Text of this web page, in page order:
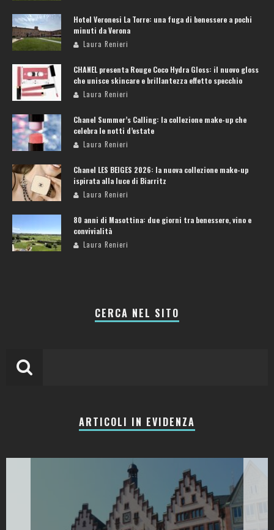
Hotel Veronesi La Torre: una fuga di benessere a pochi
minuti da Verona
Laura Renieri
CHANEL presenta Rouge Coco Hydra Gloss: il nuovo gloss
che unisce skincare e brillantezza effetto specchio
Laura Renieri
Chanel Summer’s Calling: la collezione make-up che
celebra le notti d’estate
Laura Renieri
Chanel LES BEIGES 2026: la nuova collezione make-up
ispirata alla luce di Biarritz
Laura Renieri
80 anni di Masottina: due giorni tra benessere, vino e
convivialità
Laura Renieri
CERCA NEL SITO
ARTICOLI IN EVIDENZA